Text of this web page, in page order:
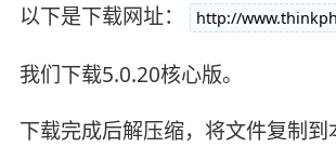
以下是下载网址：
http://
我们下载5.0.20核心版。
下载完成后解压缩，将文件复制到